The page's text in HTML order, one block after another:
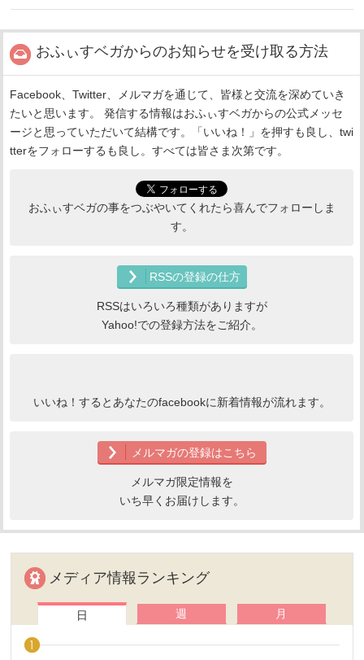
おふぃすベガからのお知らせを受け取る方法
Facebook、Twitter、メルマガを通じて、皆様と交流を深めていき
たいと思います。 発信する情報はおふぃすベガからの公式メッセ
ージと思っていただいて結構です。「いいね！」を押すも良し、twi
tterをフォローするも良し。すべては皆さま次第です。
おふぃすベガの事をつぶやいてくれたら喜んでフォローしま
す。
RSSの登録の仕方
RSSはいろいろ種類がありますが
Yahoo!での登録方法をご紹介。
いいね！するとあなたのfacebookに新着情報が流れます。
メルマガの登録はこちら
メルマガ限定情報を
いち早くお届けします。
メディア情報ランキング
日 週 月